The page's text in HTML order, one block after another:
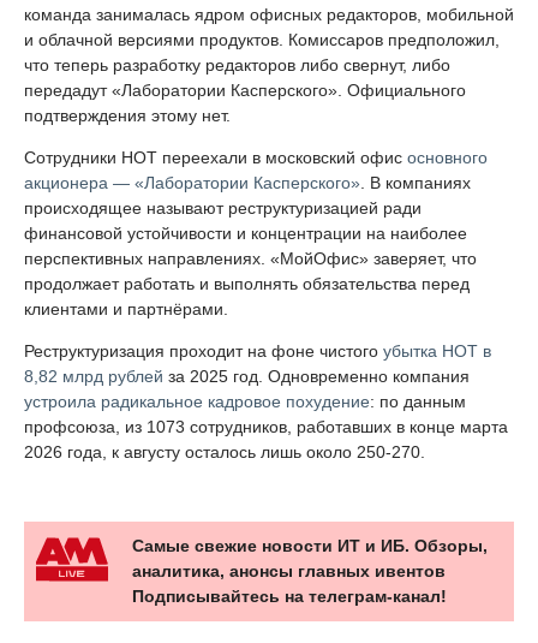
команда занималась ядром офисных редакторов, мобильной
и облачной версиями продуктов. Комиссаров предположил,
что теперь разработку редакторов либо свернут, либо
передадут «Лаборатории Касперского». Официального
подтверждения этому нет.
Сотрудники НОТ переехали в московский офис основного
акционера — «Лаборатории Касперского» . В компаниях
происходящее называют реструктуризацией ради
финансовой устойчивости и концентрации на наиболее
перспективных направлениях. «МойОфис» заверяет, что
продолжает работать и выполнять обязательства перед
клиентами и партнёрами.
Реструктуризация проходит на фоне чистого убытка НОТ в
8,82 млрд рублей за 2025 год. Одновременно компания
устроила радикальное кадровое похудение: по данным
профсоюза, из 1073 сотрудников, работавших в конце марта
2026 года, к августу осталось лишь около 250-270.
Самые свежие новости ИТ и ИБ. Обзоры,
аналитика, анонсы главных ивентов
Подписывайтесь на телеграм-канал!